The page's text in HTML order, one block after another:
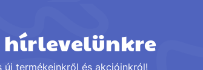
új termékeinkről és akcióinkról!